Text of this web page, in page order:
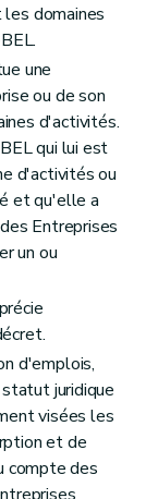
domaines
une
ou de son
d'activités.
qui lui est
d'activités ou
et qu'elle a
Entreprises
un ou
d'emplois,
juridique
visées les
et de
compte des